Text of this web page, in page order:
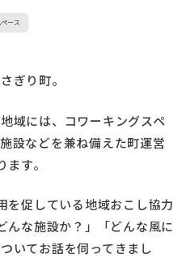
ース
ぎり町。
域には、コワーキングスペ
設などを兼ね備えた町運営
す。
を促している地域おこし協力
んな施設か？」「どんな風に
いてお話を伺ってきまし